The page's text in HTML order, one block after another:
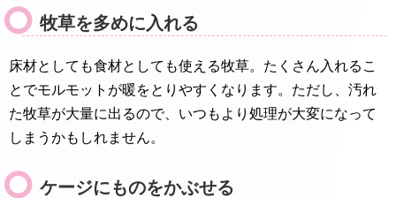
牧草を多めに入れる
床材としても食材としても使える牧草。たくさん入れるこ
とでモルモットが暖をとりやすくなります。ただし、汚れ
た牧草が大量に出るので、いつもより処理が大変になって
しまうかもしれません。
ケージにものをかぶせる